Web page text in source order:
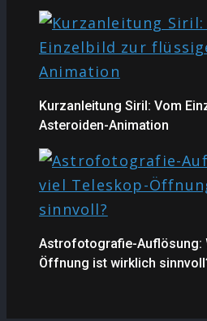
Kurzanleitung Siril: Vom
Asteroiden-Animation
Astrofotografie-Auflösung:
Öffnung ist wirklich